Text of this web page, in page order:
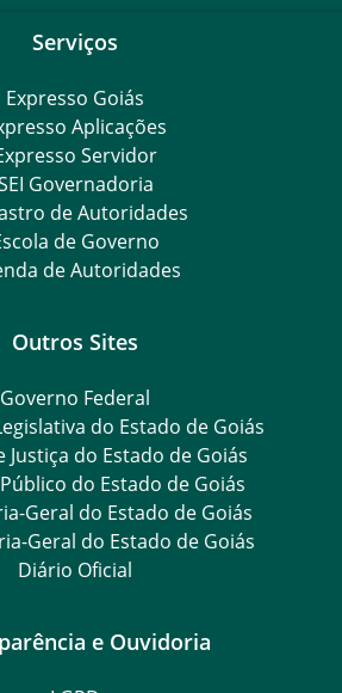
Serviços
Expresso Goiás
Aplicações
Servidor
Governadoria
de Autoridades
de Governo
de Autoridades
Outros Sites
Governo Federal
do Estado de Goiás
Justiça do Estado de Goiás
do Estado de Goiás
Geral do Estado de Goiás
Geral do Estado de Goiás
Diário Oficial
e Ouvidoria